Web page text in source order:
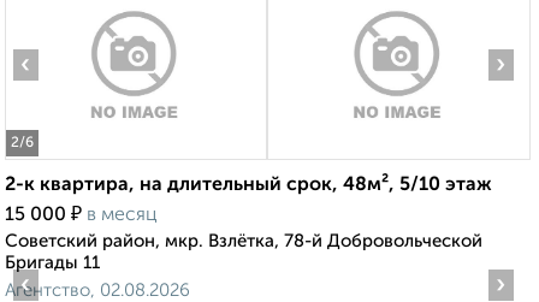
2/6
‹ ›
2-к квартира, на длительный срок, 48м², 5/10 этаж
15 000 ₽ в месяц
Советский район, мкр. Взлётка, 78-й Добровольческой
Бригады 11
Агентство, 02.08.2026
‹ ›